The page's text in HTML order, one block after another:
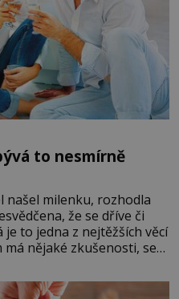
to nesmírně
našel milenku, rozhodla
že se dříve či
to jedna z nejtěžších věcí
má nějaké zkušenosti, se
manžel pořídil milenku,